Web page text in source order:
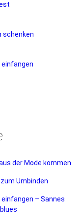
schenken
einfangen
der Mode kommen
Umbinden
– Sannes